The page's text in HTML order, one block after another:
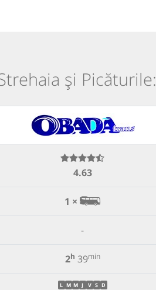
și Picăturile:
4.63
1 ×
-
2h 39min
L M M J V S D